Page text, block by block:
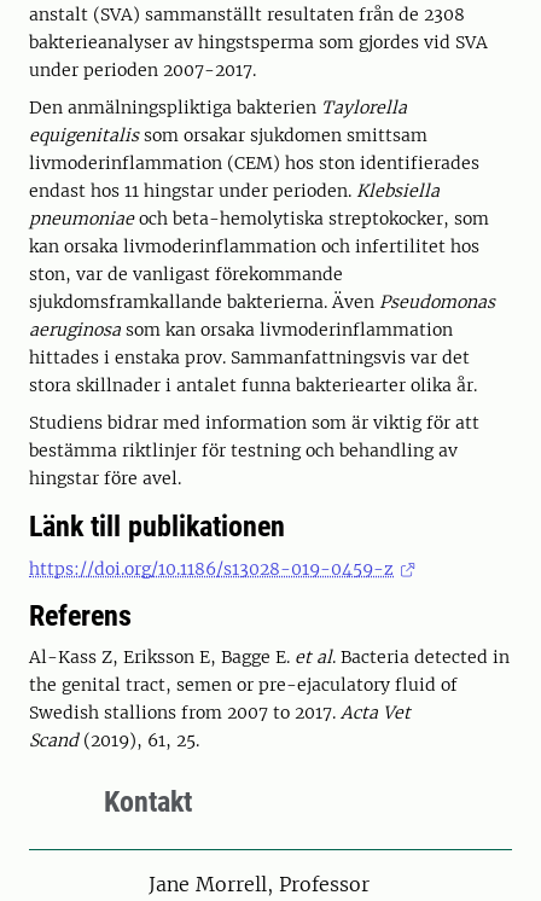
anstalt (SVA) sammanställt resultaten från de 2308
bakterieanalyser av hingstsperma som gjordes vid SVA
under perioden 2007-2017.
Den anmälningspliktiga bakterien Taylorella
equigenitalissom orsakar sjukdomen smittsam
livmoderinflammation (CEM) hos ston identifierades
endast hos 11 hingstar under perioden. Klebsiella
pneumoniaeoch beta-hemolytiska streptokocker, som
kan orsaka livmoderinflammation och infertilitet hos
ston, var de vanligast förekommande
sjukdomsframkallande bakterierna. Även Pseudomonas
aeruginosa som kan orsaka livmoderinflammation
hittades i enstaka prov. Sammanfattningsvis var det
stora skillnader i antalet funna bakteriearter olika år.
Studiens bidrar med information som är viktig för att
bestämma riktlinjer för testning och behandling av
hingstar före avel.
Länk till publikationen
https://doi.org/10.1186/s13028-019-0459-z
Referens
Al-Kass Z, Eriksson E, Bagge E. et al. Bacteria detected in
the genital tract, semen or pre-ejaculatory fluid of
Swedish stallions from 2007 to 2017. Acta Vet
Scand (2019), 61, 25.
Kontakt
PersonJane Morrell, Professor